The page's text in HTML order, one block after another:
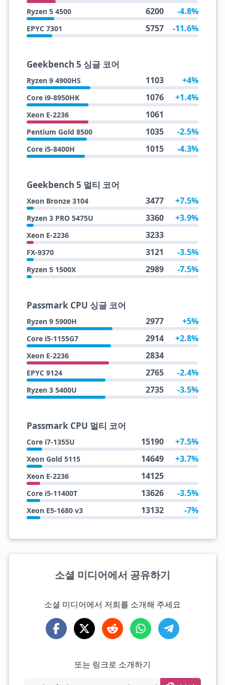
Ryzen 5 4500 6200 -4.8%
EPYC 7301 5757 -11.6%
Geekbench 5 싱글 코어
Ryzen 9 4900HS 1103 +4%
Core i9-8950HK 1076 +1.4%
Xeon E-2236 1061
Pentium Gold 8500 1035 -2.5%
Core i5-8400H 1015 -4.3%
Geekbench 5 멀티 코어
Xeon Bronze 3104 3477 +7.5%
Ryzen 3 PRO 5475U 3360 +3.9%
Xeon E-2236 3233
FX-9370 3121 -3.5%
Ryzen 5 1500X 2989 -7.5%
Passmark CPU 싱글 코어
Ryzen 9 5900H 2977 +5%
Core i5-1155G7 2914 +2.8%
Xeon E-2236 2834
EPYC 9124 2765 -2.4%
Ryzen 3 5400U 2735 -3.5%
Passmark CPU 멀티 코어
Core i7-1355U 15190 +7.5%
Xeon Gold 5115 14649 +3.7%
Xeon E-2236 14125
Core i5-11400T 13626 -3.5%
Xeon E5-1680 v3 13132 -7%
소셜 미디어에서 공유하기
소셜 미디어에서 저희를 소개해 주세요
또는 링크로 소개하기